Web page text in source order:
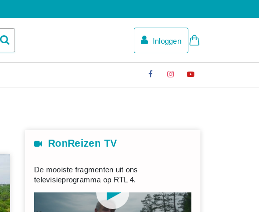
Inloggen
RonReizen TV
De mooiste fragmenten uit ons
televisieprogramma op RTL 4.